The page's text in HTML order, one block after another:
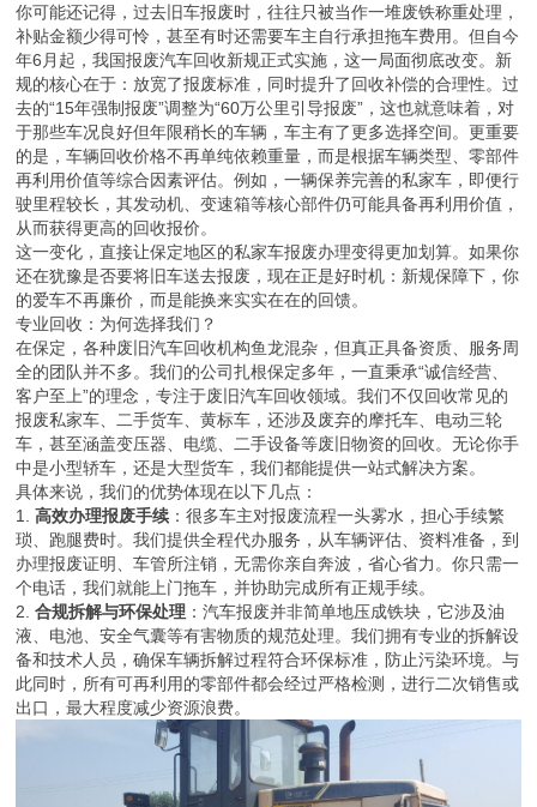
你可能还记得，过去旧车报废时，往往只被当作一堆废铁称重处理，
补贴金额少得可怜，甚至有时还需要车主自行承担拖车费用。但自今
年6月起，我国报废汽车回收新规正式实施，这一局面彻底改变。新
规的核心在于：放宽了报废标准，同时提升了回收补偿的合理性。过
去的“15年强制报废”调整为“60万公里引导报废”，这也就意味着，对
于那些车况良好但年限稍长的车辆，车主有了更多选择空间。更重要
的是，车辆回收价格不再单纯依赖重量，而是根据车辆类型、零部件
再利用价值等综合因素评估。例如，一辆保养完善的私家车，即便行
驶里程较长，其发动机、变速箱等核心部件仍可能具备再利用价值，
从而获得更高的回收报价。
这一变化，直接让保定地区的私家车报废办理变得更加划算。如果你
还在犹豫是否要将旧车送去报废，现在正是好时机：新规保障下，你
的爱车不再廉价，而是能换来实实在在的回馈。
专业回收：为何选择我们？
在保定，各种废旧汽车回收机构鱼龙混杂，但真正具备资质、服务周
全的团队并不多。我们的公司扎根保定多年，一直秉承“诚信经营、
客户至上”的理念，专注于废旧汽车回收领域。我们不仅回收常见的
报废私家车、二手货车、黄标车，还涉及废弃的摩托车、电动三轮
车，甚至涵盖变压器、电缆、二手设备等废旧物资的回收。无论你手
中是小型轿车，还是大型货车，我们都能提供一站式解决方案。
具体来说，我们的优势体现在以下几点：
1.高效办理报废手续：很多车主对报废流程一头雾水，担心手续繁
琐、跑腿费时。我们提供全程代办服务，从车辆评估、资料准备，到
办理报废证明、车管所注销，无需你亲自奔波，省心省力。你只需一
个电话，我们就能上门拖车，并协助完成所有正规手续。
2.合规拆解与环保处理 ：汽车报废并非简单地压成铁块，它涉及油
液、电池、安全气囊等有害物质的规范处理。我们拥有专业的拆解设
备和技术人员，确保车辆拆解过程符合环保标准，防止污染环境。与
此同时，所有可再利用的零部件都会经过严格检测，进行二次销售或
出口，最大程度减少资源浪费。